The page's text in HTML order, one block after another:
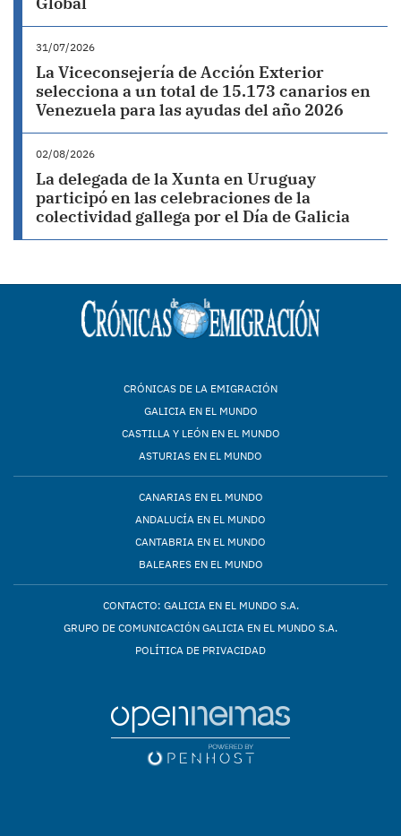
31/07/2026
La Viceconsejería de Acción Exterior
selecciona a un total de 15.173 canarios en
Venezuela para las ayudas del año 2026
02/08/2026
La delegada de la Xunta en Uruguay
participó en las celebraciones de la
colectividad gallega por el Día de Galicia
CRÓNICAS DE LA EMIGRACIÓN
GALICIA EN EL MUNDO
CASTILLA Y LEÓN EN EL MUNDO
ASTURIAS EN EL MUNDO
CANARIAS EN EL MUNDO
ANDALUCÍA EN EL MUNDO
CANTABRIA EN EL MUNDO
BALEARES EN EL MUNDO
CONTACTO: GALICIA EN EL MUNDO S.A.
GRUPO DE COMUNICACIÓN GALICIA EN EL MUNDO S.A.
POLÍTICA DE PRIVACIDAD